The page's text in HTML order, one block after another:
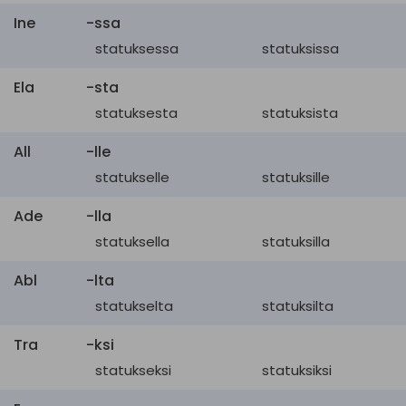
Ine -ssa
statuksessa statuksissa
Ela -sta
statuksesta statuksista
All -lle
statukselle statuksille
Ade -lla
statuksella statuksilla
Abl -lta
statukselta statuksilta
Tra -ksi
statukseksi statuksiksi